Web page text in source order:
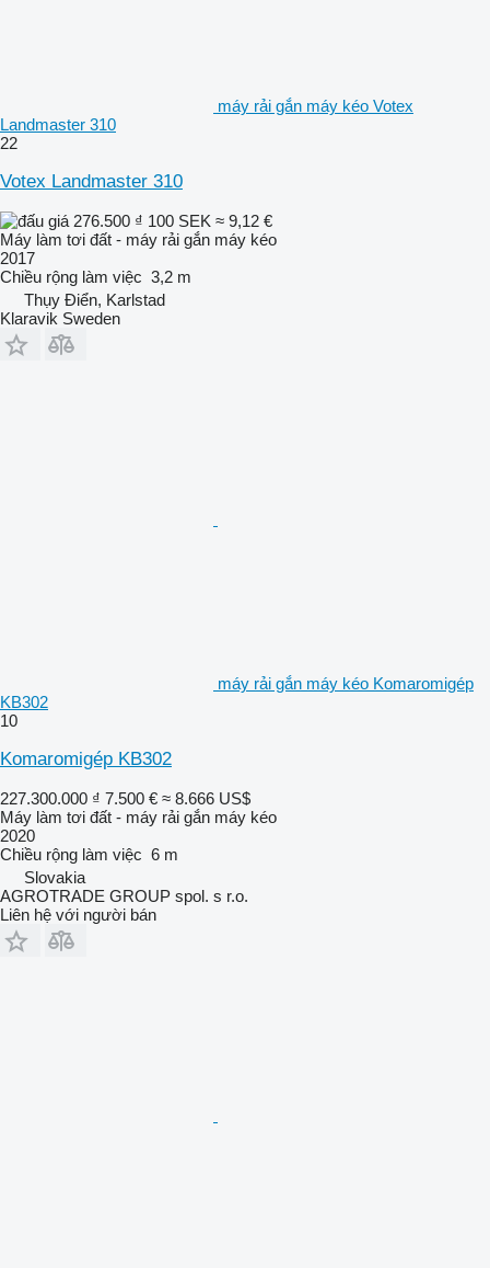
máy rải gắn máy kéo Votex
Landmaster 310
22
Votex Landmaster 310
276.500 ₫ 100 SEK ≈ 9,12 €
Máy làm tơi đất - máy rải gắn máy kéo
2017
Chiều rộng làm việc 3,2 m
Thụy Điển, Karlstad
Klaravik Sweden
máy rải gắn máy kéo Komaromigép
KB302
10
Komaromigép KB302
227.300.000 ₫ 7.500 € ≈ 8.666 US$
Máy làm tơi đất - máy rải gắn máy kéo
2020
Chiều rộng làm việc 6 m
Slovakia
AGROTRADE GROUP spol. s r.o.
Liên hệ với người bán